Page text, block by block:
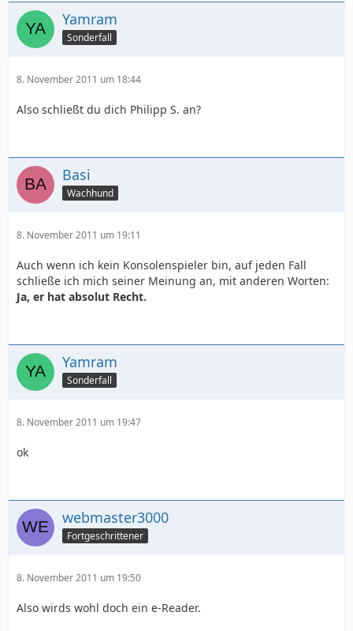
Yamram
Sonderfall
8. November 2011 um 18:44
Also schließt du dich Philipp S. an?
Basi
Wachhund
8. November 2011 um 19:11
Auch wenn ich kein Konsolenspieler bin, auf jeden Fall
schließe ich mich seiner Meinung an, mit anderen Worten:
Ja, er hat absolut Recht.
Yamram
Sonderfall
8. November 2011 um 19:47
ok
webmaster3000
Fortgeschrittener
8. November 2011 um 19:50
Also wirds wohl doch ein e-Reader.